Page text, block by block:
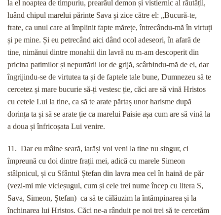
la el noaptea de timpuriu, prearăul demon și vistiernic al răutății,
luând chipul marelui părinte Sava și zice către el: „Bucură-te,
frate, ca unul care ai împlinit fapte mărețe, întrecându-mă în virtuți
și pe mine. Și eu petrecând aici dând ocol adeseori, în afară de
tine, nimănui dintre monahii din lavră nu m-am descoperit din
pricina patimilor și nepurtării lor de grijă, scârbindu-mă de ei, dar
îngrijindu-se de virtutea ta și de faptele tale bune, Dumnezeu să te
cercetez și mare bucurie să-ți vestesc ție, căci are să vină Hristos
cu cetele Lui la tine, ca să te arate părtaș unor harisme după
dorința ta și să se arate ție ca marelui Paisie așa cum are să vină la
a doua și înfricoșata Lui venire.
11. Dar eu mâine seară, iarăși voi veni la tine nu singur, ci
împreună cu doi dintre frații mei, adică cu marele Simeon
stâlpnicul, și cu Sfântul Ștefan din lavra mea cel în haină de păr
(vezi-mi mie vicleșugul, cum și cele trei nume încep cu litera S,
Sava, Simeon, Ștefan) ca să te călăuzim la întâmpinarea și la
închinarea lui Hristos. Căci ne-a rânduit pe noi trei să te cercetăm